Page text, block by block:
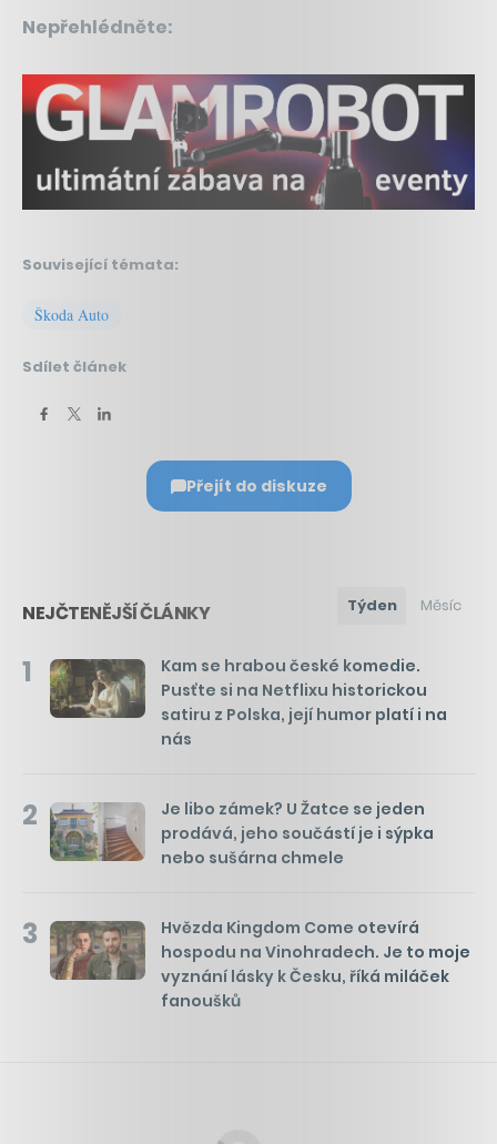
Nepřehlédněte:
Související témata:
Škoda Auto
Sdílet článek
Přejít do diskuze
NEJČTENĚJŠÍ ČLÁNKY Týden Měsíc
1
Kam se hrabou české komedie.
Pusťte si na Netflixu historickou
satiru z Polska, její humor platí i na
nás
2
Je libo zámek? U Žatce se jeden
prodává, jeho součástí je i sýpka
nebo sušárna chmele
3
Hvězda Kingdom Come otevírá
hospodu na Vinohradech. Je to moje
vyznání lásky k Česku, říká miláček
fanoušků